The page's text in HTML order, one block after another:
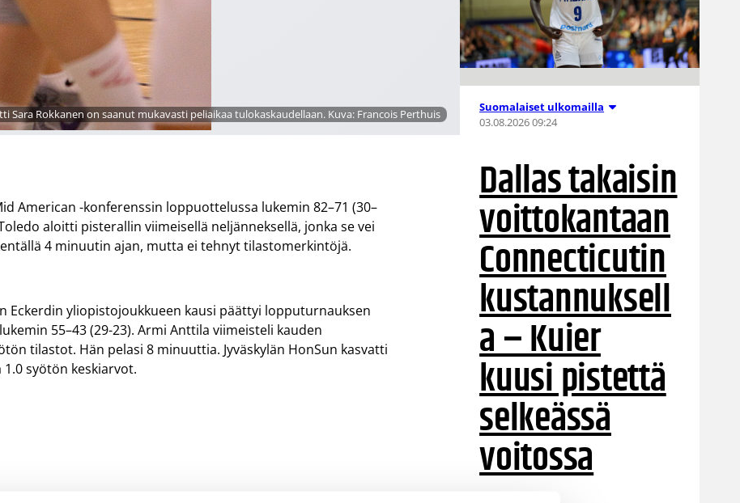
Sara Rokkanen on saanut mukavasti peliaikaa tulokaskaudellaan. Kuva: Francois Perthuis
American -konferenssin loppuottelussa lukemin 82–71 (30–
aloitti pisterallin viimeisellä neljänneksellä, jonka se vei
4 minuutin ajan, mutta ei tehnyt tilastomerkintöjä.
Eckerdin yliopistojoukkueen kausi päättyi lopputurnauksen
55–43 (29-23). Armi Anttila viimeisteli kauden
tilastot. Hän pelasi 8 minuuttia. Jyväskylän HonSun kasvatti
syötön keskiarvot.
Suomalaiset ulkomailla
03.08.2026 09:24
Dallas takaisin
voittokantaan
Connecticutin
kustannuksell
a – Kuier
kuusi pistettä
selkeässä
voitossa